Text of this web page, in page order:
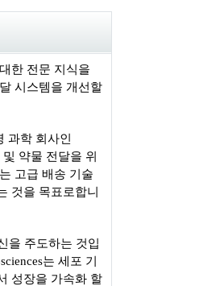
한 전문 지식을
시스템을 개선할
과학 회사인
약물 전달을 위
고급 배송 기술
것을 목표로합니
을 주도하는 것입
는 세포 기
성장을 가속화 할